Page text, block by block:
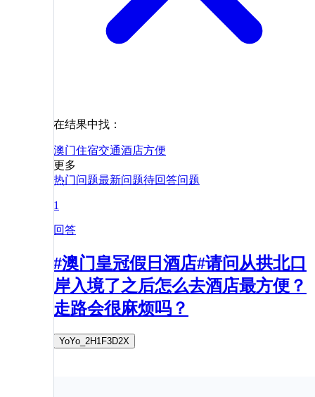
在结果中找：
澳门住宿交通酒店方便
更多
热门问题最新问题待回答问题
1
回答
#澳门皇冠假日酒店#请问从拱北口
岸入境了之后怎么去酒店最方便？
走路会很麻烦吗？
YoYo_2H1F3D2X